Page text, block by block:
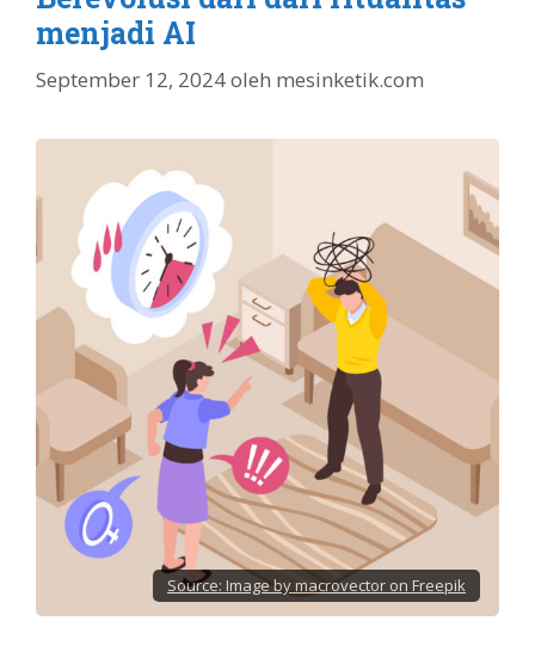
menjadi AI
September 12, 2024oleh mesinketik.com
Source: Image by macrovector on Freepik